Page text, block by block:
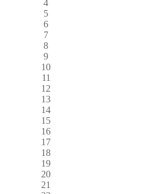
4
5
6
7
8
9
10
11
12
13
14
15
16
17
18
19
20
21